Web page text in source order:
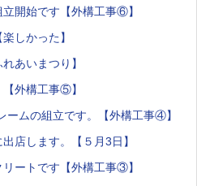
開始です【外構工事⑥】
しかった】
あいまつり】
外構工事⑤】
ームの組立です。【外構工事④】
店します。【５月3日】
ートです【外構工事③】